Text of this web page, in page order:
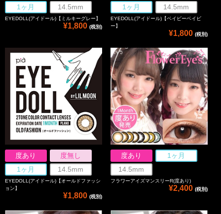
1ヶ月
14.5mm
EYEDOLL(アイドール)【ミルキーグレー】
¥1,800 (税別)
1ヶ月
14.5mm
EYEDOLL(アイドール)【ベイビーベイビ
ー】
¥1,800 (税別)
度あり
度無し
1ヶ月
14.5mm
EYEDOLL(アイドール)【オールドファッシ
ョン】
¥1,800 (税別)
度あり
1ヶ月
14.5mm
フラワーアイズマンスリーR(度あり)
¥2,400 (税別)